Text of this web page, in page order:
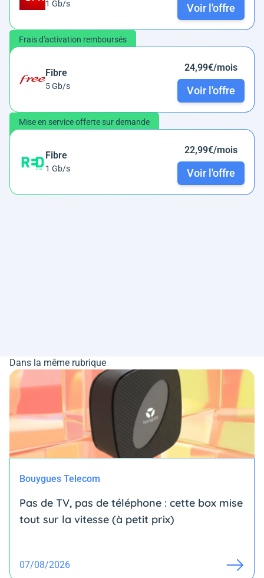
1 Gb/s Voir l'offre
Frais d'activation remboursés
Fibre
5 Gb/s
24,99€/mois
Voir l'offre
Mise en service offerte sur demande
Fibre
1 Gb/s
22,99€/mois
Voir l'offre
Dans la même rubrique
Bouygues Telecom
Pas de TV, pas de téléphone : cette box mise
tout sur la vitesse (à petit prix)
07/08/2026